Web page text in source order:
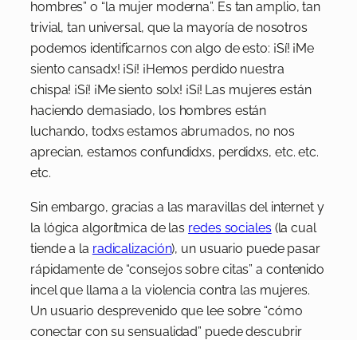
hombres” o “la mujer moderna”. Es tan amplio, tan
trivial, tan universal, que la mayoría de nosotros
podemos identificarnos con algo de esto: ¡Sí! ¡Me
siento cansadx! ¡Sí! ¡Hemos perdido nuestra
chispa! ¡Sí! ¡Me siento solx! ¡Sí! Las mujeres están
haciendo demasiado, los hombres están
luchando, todxs estamos abrumados, no nos
aprecian, estamos confundidxs, perdidxs, etc. etc.
etc.
Sin embargo, gracias a las maravillas del internet y
la lógica algorítmica de las redes sociales (la cual
tiende a la radicalización), un usuario puede pasar
rápidamente de “consejos sobre citas” a contenido
incel que llama a la violencia contra las mujeres.
Un usuario desprevenido que lee sobre “cómo
conectar con su sensualidad” puede descubrir